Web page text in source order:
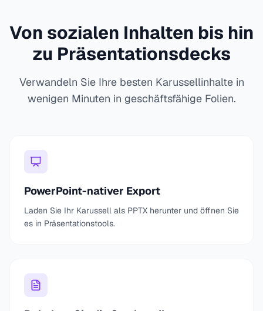
Von sozialen Inhalten bis hin
zu Präsentationsdecks
Verwandeln Sie Ihre besten Karussellinhalte in
wenigen Minuten in geschäftsfähige Folien.
PowerPoint-nativer Export
Laden Sie Ihr Karussell als PPTX herunter und öffnen Sie
es in Präsentationstools.